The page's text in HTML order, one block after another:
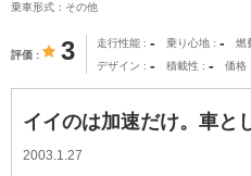
乗車形式：その他
評価 3 走行性能 - 乗り心地 - 燃
デザイン - 積載性 - 価格
イイのは加速だけ。車と
2003.1.27